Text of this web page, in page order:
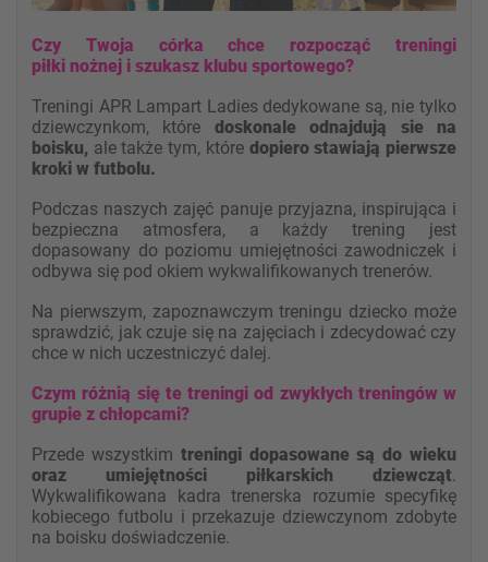
Czy Twoja córka chce rozpocząć treningi
piłki nożnej i szukasz klubu sportowego?
Treningi APR Lampart Ladies dedykowane są, nie tylko
dziewczynkom, które doskonale odnajdują sie na
boisku, ale także tym, które dopiero stawiają pierwsze
kroki w futbolu.
Podczas naszych zajęć panuje przyjazna, inspirująca i
bezpieczna atmosfera, a każdy trening jest
dopasowany do poziomu umiejętności zawodniczek i
odbywa się pod okiem wykwalifikowanych trenerów.
Na pierwszym, zapoznawczym treningu dziecko może
sprawdzić, jak czuje się na zajęciach i zdecydować czy
chce w nich uczestniczyć dalej.
Czym różnią się te treningi od zwykłych treningów w
grupie z chłopcami?
Przede wszystkim treningi dopasowane są do wieku
oraz umiejętności piłkarskich dziewcząt.
Wykwalifikowana kadra trenerska rozumie specyfikę
kobiecego futbolu i przekazuje dziewczynom zdobyte
na boisku doświadczenie.